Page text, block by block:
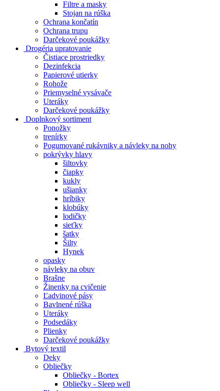
Filtre a masky
Stojan na rúška
Ochrana končatín
Ochrana trupu
Darčekové poukážky
Drogéria upratovanie
Čistiace prostriedky
Dezinfekcia
Papierové utierky
Rohože
Priemyselné vysávače
Uteráky
Darčekové poukážky
Doplnkový sortiment
Ponožky
trenírky
Pogumované rukávniky a návleky na nohy
pokrývky hlavy
šiltovky
čiapky
kukly
ušianky
hríbiky
klobúky
lodičky
sieťky
šatky
Šilty
Hynek
opasky
návleky na obuv
Brašne
Žinenky na cvičenie
Ľadvinové pásy
Bavlnené rúška
Uteráky
Podsedáky
Plienky
Darčekové poukážky
Bytový textil
Deky
Obliečky
Obliečky - Bortex
Obliečky - Sleep well